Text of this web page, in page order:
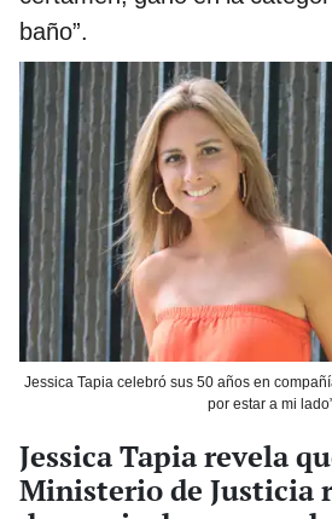
baño”.
Jessica Tapia celebró sus 50 años en
por estar a mi
Jessica Tapia revela
Ministerio de Justicia